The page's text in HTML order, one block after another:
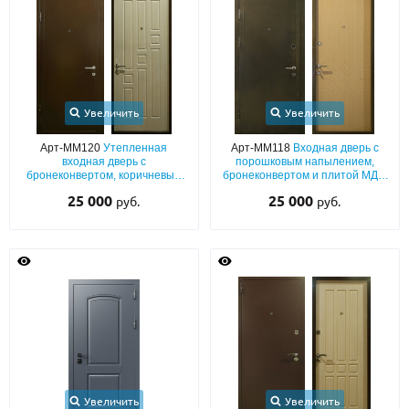
Увеличить
Арт-ММ120Утепленная
входная дверь с
бронеконвертом, коричневым
МДФ
25 000 руб.
Увеличить
Арт-ММ118 Входная дверь с
порошковым напылением,
бронеконвертом и плитой МДФ
25 000 руб.
Увеличить Увеличить